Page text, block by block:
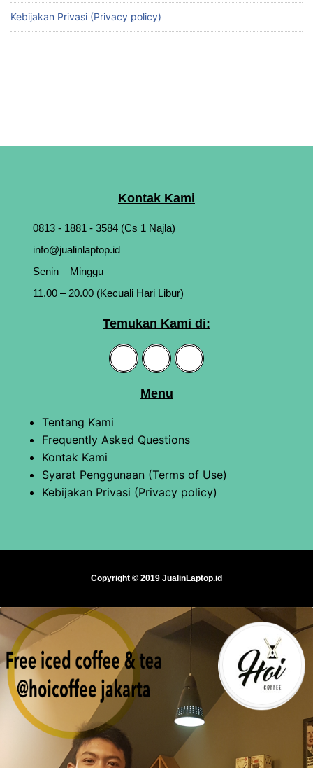
Kebijakan Privasi (Privacy policy)
Kontak Kami
0813 - 1881 - 3584 (Cs 1 Najla)
info@jualinlaptop.id
Senin – Minggu
11.00 – 20.00 (Kecuali Hari Libur)
Temukan Kami di:
Menu
Tentang Kami
Frequently Asked Questions
Kontak Kami
Syarat Penggunaan (Terms of Use)
Kebijakan Privasi (Privacy policy)
Copyright © 2019 JualinLaptop.id